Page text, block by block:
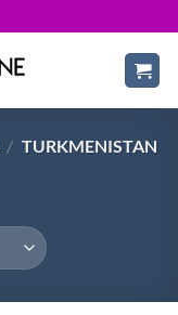
/ TURKMENISTAN